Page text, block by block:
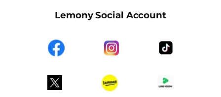
Lemony Social Account